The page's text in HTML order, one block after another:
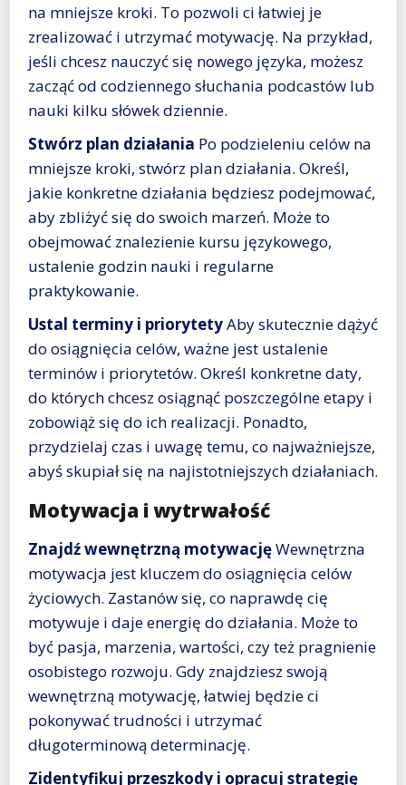
na mniejsze kroki. To pozwoli ci łatwiej je
zrealizować i utrzymać motywację. Na przykład,
jeśli chcesz nauczyć się nowego języka, możesz
zacząć od codziennego słuchania podcastów lub
nauki kilku słówek dziennie.
Stwórz plan działania Po podzieleniu celów na
mniejsze kroki, stwórz plan działania. Określ,
jakie konkretne działania będziesz podejmować,
aby zbliżyć się do swoich marzeń. Może to
obejmować znalezienie kursu językowego,
ustalenie godzin nauki i regularne
praktykowanie.
Ustal terminy i priorytetyAby skutecznie dążyć
do osiągnięcia celów, ważne jest ustalenie
terminów i priorytetów. Określ konkretne daty,
do których chcesz osiągnąć poszczególne etapy i
zobowiąż się do ich realizacji. Ponadto,
przydzielaj czas i uwagę temu, co najważniejsze,
abyś skupiał się na najistotniejszych działaniach.
Motywacja i wytrwałość
Znajdź wewnętrzną motywacjęWewnętrzna
motywacja jest kluczem do osiągnięcia celów
życiowych. Zastanów się, co naprawdę cię
motywuje i daje energię do działania. Może to
być pasja, marzenia, wartości, czy też pragnienie
osobistego rozwoju. Gdy znajdziesz swoją
wewnętrzną motywację, łatwiej będzie ci
pokonywać trudności i utrzymać
długoterminową determinację.
Zidentyfikuj przeszkody i opracuj strategię